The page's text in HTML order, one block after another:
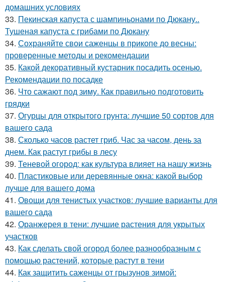
домашних условиях
33. Пекинская капуста с шампиньонами по Дюкану..
Тушеная капуста с грибами по Дюкану
34. Сохраняйте свои саженцы в прикопе до весны:
проверенные методы и рекомендации
35. Какой декоративный кустарник посадить осенью.
Рекомендации по посадке
36. Что сажают под зиму. Как правильно подготовить
грядки
37. Огурцы для открытого грунта: лучшие 50 сортов для
вашего сада
38. Сколько часов растет гриб. Час за часом, день за
днем. Как растут грибы в лесу
39. Теневой огород: как культура влияет на нашу жизнь
40. Пластиковые или деревянные окна: какой выбор
лучше для вашего дома
41. Овощи для тенистых участков: лучшие варианты для
вашего сада
42. Оранжерея в тени: лучшие растения для укрытых
участков
43. Как сделать свой огород более разнообразным с
помощью растений, которые растут в тени
44. Как защитить саженцы от грызунов зимой: